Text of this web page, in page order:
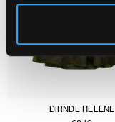
DIRNDL HELENE